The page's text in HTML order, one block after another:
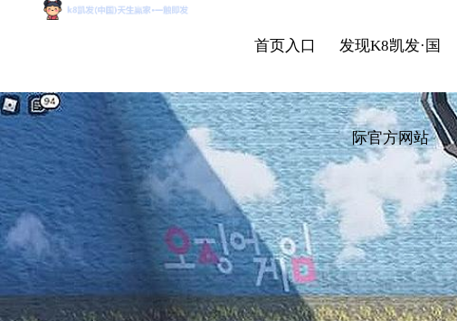
首页入口 发现K8凯发·国
际官方网站